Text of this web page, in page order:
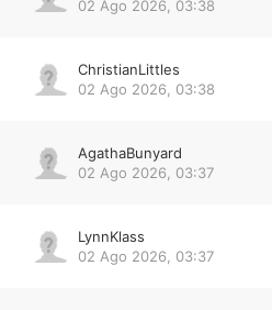
02 Ago 2026, 03:38
ChristianLittles
02 Ago 2026, 03:38
AgathaBunyard
02 Ago 2026, 03:37
LynnKlass
02 Ago 2026, 03:37